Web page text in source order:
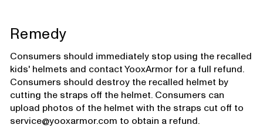
Remedy
Consumers should immediately stop using the recalled
kids' helmets and contact YooxArmor for a full refund.
Consumers should destroy the recalled helmet by
cutting the straps off the helmet. Consumers can
upload photos of the helmet with the straps cut off to
service@yooxarmor.com to obtain a refund.